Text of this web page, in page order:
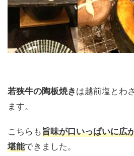
若狭牛の陶板焼きは越前塩とわ
ます。
こちらも旨味が口いっぱいに広
堪能できました。